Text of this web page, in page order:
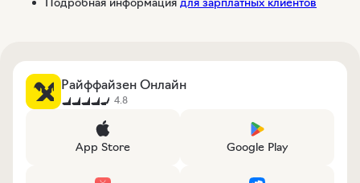
Райффайзен Онлайн
4.8
App Store Google Play